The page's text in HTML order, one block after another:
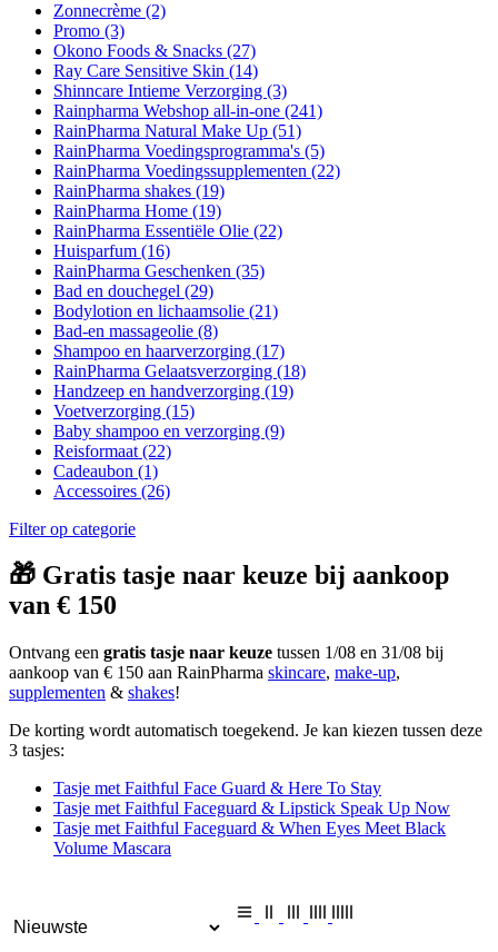
Zonnecrème (2)
Promo (3)
Okono Foods & Snacks (27)
Ray Care Sensitive Skin (14)
Shinncare Intieme Verzorging (3)
Rainpharma Webshop all-in-one (241)
RainPharma Natural Make Up (51)
RainPharma Voedingsprogramma's (5)
RainPharma Voedingssupplementen (22)
RainPharma shakes (19)
RainPharma Home (19)
RainPharma Essentiële Olie (22)
Huisparfum (16)
RainPharma Geschenken (35)
Bad en douchegel (29)
Bodylotion en lichaamsolie (21)
Bad-en massageolie (8)
Shampoo en haarverzorging (17)
RainPharma Gelaatsverzorging (18)
Handzeep en handverzorging (19)
Voetverzorging (15)
Baby shampoo en verzorging (9)
Reisformaat (22)
Cadeaubon (1)
Accessoires (26)
Filter op categorie
🎁 Gratis tasje naar keuze bij aankoop
van € 150
Ontvang een gratis tasje naar keuze tussen 1/08 en 31/08 bij
aankoop van € 150 aan RainPharma skincare, make-up,
supplementen & shakes!
De korting wordt automatisch toegekend. Je kan kiezen tussen deze
3 tasjes:
Tasje met Faithful Face Guard & Here To Stay
Tasje met Faithful Faceguard & Lipstick Speak Up Now
Tasje met Faithful Faceguard & When Eyes Meet Black
Volume Mascara